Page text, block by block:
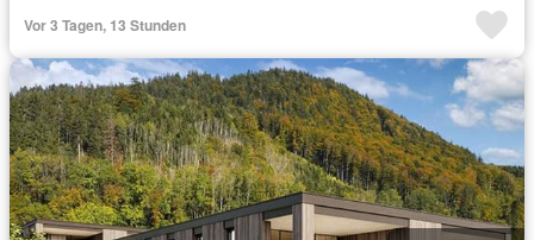
Vor 3 Tagen, 13 Stunden